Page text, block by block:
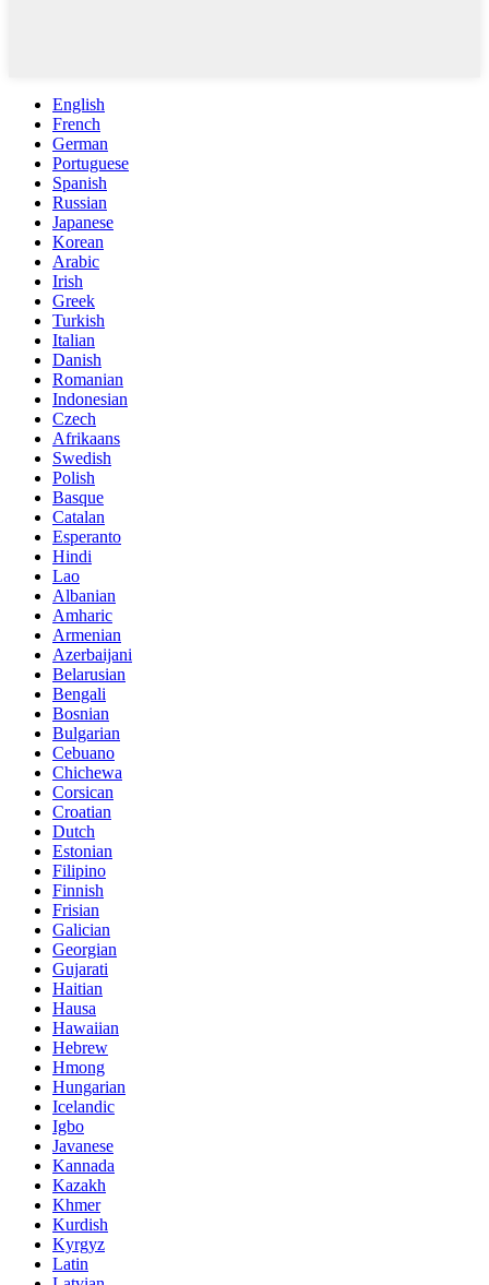
English
French
German
Portuguese
Spanish
Russian
Japanese
Korean
Arabic
Irish
Greek
Turkish
Italian
Danish
Romanian
Indonesian
Czech
Afrikaans
Swedish
Polish
Basque
Catalan
Esperanto
Hindi
Lao
Albanian
Amharic
Armenian
Azerbaijani
Belarusian
Bengali
Bosnian
Bulgarian
Cebuano
Chichewa
Corsican
Croatian
Dutch
Estonian
Filipino
Finnish
Frisian
Galician
Georgian
Gujarati
Haitian
Hausa
Hawaiian
Hebrew
Hmong
Hungarian
Icelandic
Igbo
Javanese
Kannada
Kazakh
Khmer
Kurdish
Kyrgyz
Latin